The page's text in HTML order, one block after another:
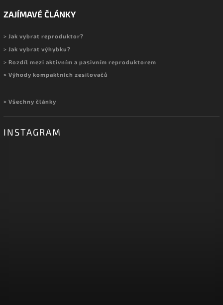
ZAJÍMAVÉ ČLÁNKY
> Jak vybrat reproduktor?
> Jak vybrat výhybku?
> Rozdíl mezi aktivním a pasivním reproduktorem
> Výhody kompaktních zesilovačů
> Všechny články
INSTAGRAM